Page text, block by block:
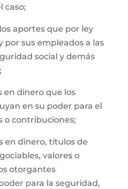
caso;
aportes que por ley
por sus empleados a las
social y demás
en dinero que los
en su poder para el
o contribuciones;
en dinero, títulos de
valores o
otorgantes
para la seguridad,